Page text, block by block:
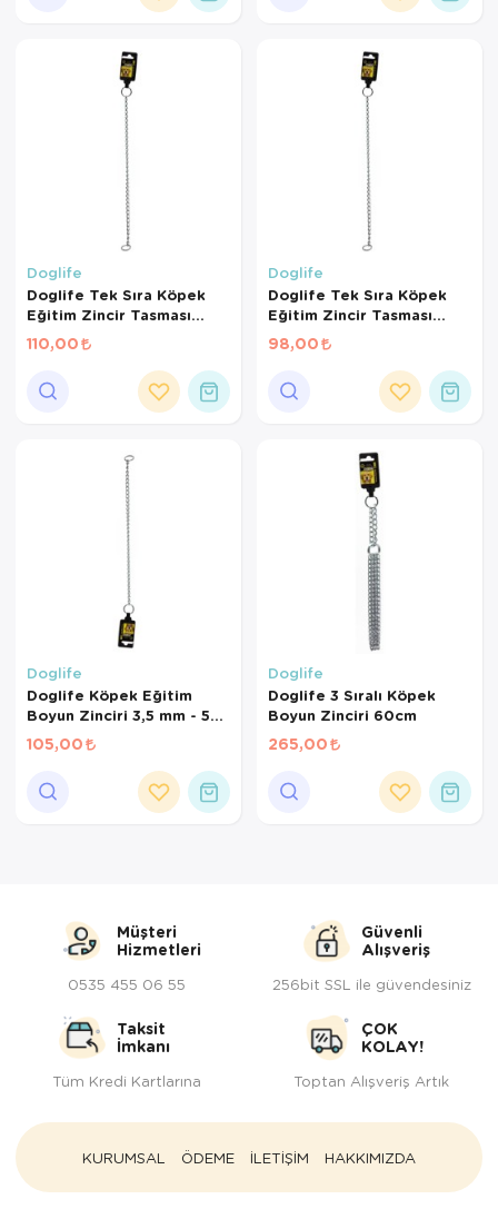
Doglife
Doglife Tek Sıra Köpek
Eğitim Zincir Tasması
4x60 Cm
110,00
Doglife
Doglife Tek Sıra Köpek
Eğitim Zincir Tasması
3x50 Cm
98,00
Doglife
Doglife Köpek Eğitim
Boyun Zinciri 3,5 mm - 55
cm
105,00
Doglife
Doglife 3 Sıralı Köpek
Boyun Zinciri 60cm
265,00
Müşteri
Hizmetleri
0535 455 06 55
Güvenli
Alışveriş
256bit SSL ile güvendesiniz
Taksit
İmkanı
Tüm Kredi Kartlarına
ÇOK
KOLAY!
Toptan Alışveriş Artık
KURUMSAL ÖDEME İLETİŞİM HAKKIMIZDA